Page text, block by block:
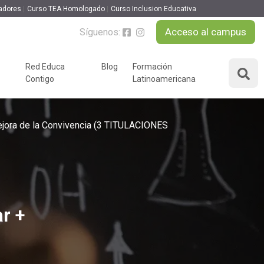
Curso TEA Homologado Curso Inclusion Educativa
Síguenos: Acceso al campus
Desarrollo Personal y
Liderazgo
Formación Empresarial
Nuevas Tecnologías y
Ocio y Tiempo Libre
Red Educa
Contigo
podcast
Blog
Formación
Latinoamericana
de la Convivencia (3 TITULACIONES
+